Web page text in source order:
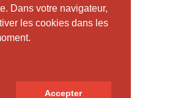
Dans votre navigateur,
les cookies dans les
Accepter
Dans votre navigateur,
les cookies dans les
Accepter